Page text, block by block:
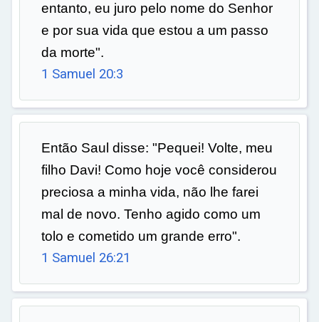
entanto, eu juro pelo nome do Senhor
e por sua vida que estou a um passo
da morte".
1 Samuel 20:3
Então Saul disse: "Pequei! Volte, meu
filho Davi! Como hoje você considerou
preciosa a minha vida, não lhe farei
mal de novo. Tenho agido como um
tolo e cometido um grande erro".
1 Samuel 26:21